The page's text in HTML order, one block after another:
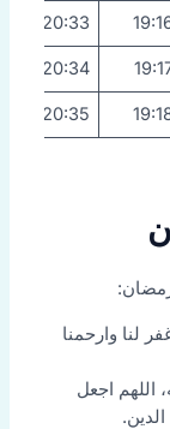
20:33
20:34
20:35
لنا وارحمنا
اللهم اجعل